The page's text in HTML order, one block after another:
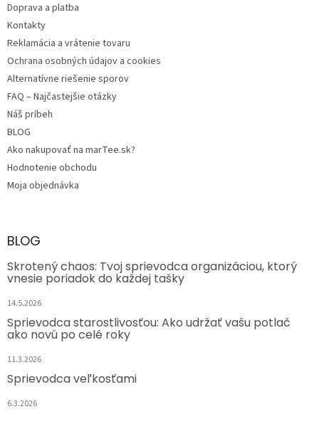
eDoprava a platba
Kontakty
Reklamácia a vrátenie tovaru
Ochrana osobných údajov a cookies
Alternatívne riešenie sporov
FAQ – Najčastejšie otázky
Náš príbeh
BLOG
Ako nakupovať na marTee.sk?
Hodnotenie obchodu
Moja objednávka
BLOG
Skrotený chaos: Tvoj sprievodca organizáciou, ktorý
vnesie poriadok do každej tašky
14.5.2026
Sprievodca starostlivosťou: Ako udržať vašu potlač
ako novú po celé roky
11.3.2026
Sprievodca veľkosťami
6.3.2026